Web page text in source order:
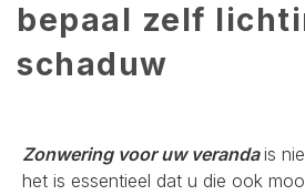
bepaal zelf
schaduw
Zonwering voor uw verandais
het is essentieel dat u die ook